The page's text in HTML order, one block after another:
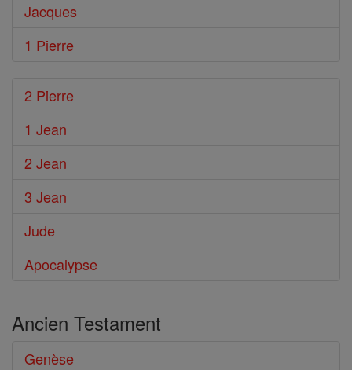
Jacques
1 Pierre
2 Pierre
1 Jean
2 Jean
3 Jean
Jude
Apocalypse
Ancien Testament
Genèse